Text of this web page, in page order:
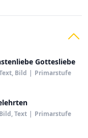
Gottesliebe
Bild | Primarstufe
Bild, Text | Primarstufe